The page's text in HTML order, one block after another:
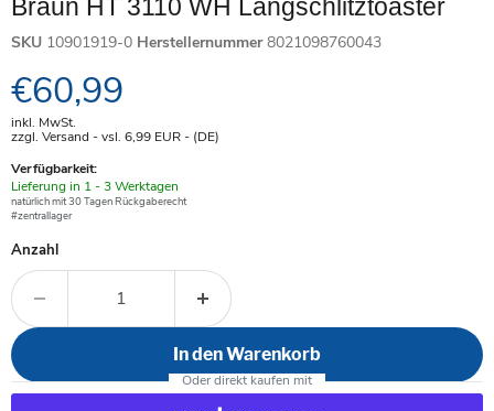
Braun HT 3110 WH Langschlitztoaster
SKU 10901919-0 Herstellernummer 8021098760043
Aktueller Preis
€60,99
inkl. MwSt.
zzgl. Versand - vsl. 6,99 EUR- (DE)
Verfügbarkeit:
Verfügbar
-
Lieferung in 1 - 3 Werktagen
natürlich mit 30 Tagen Rückgaberecht
#zentrallager
Anzahl
In den Warenkorb